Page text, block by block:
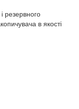
резервного
в якості